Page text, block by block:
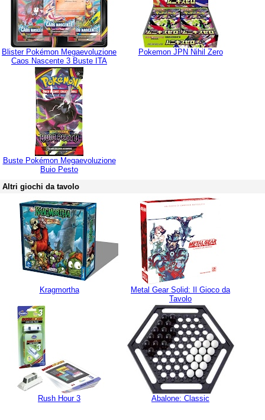
Blister Pokémon Megaevoluzione
Caos Nascente 3 Buste ITA
Pokemon JPN Nihil Zero
Buste Pokémon Megaevoluzione
Buio Pesto
Altri giochi da tavolo
Kragmortha
Metal Gear Solid: Il Gioco da
Tavolo
Rush Hour 3 Abalone: Classic